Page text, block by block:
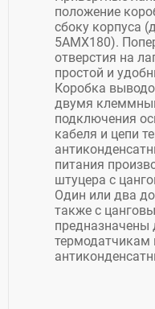
положение
сбоку корпуса
5АМХ180).
отверстия на
простой и
Коробка
двумя
подключения
кабеля и цепи
питания
штуцера с
Один или два
также с
предназначены
термодатчикам